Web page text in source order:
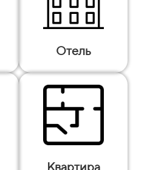
Отель
Квартира